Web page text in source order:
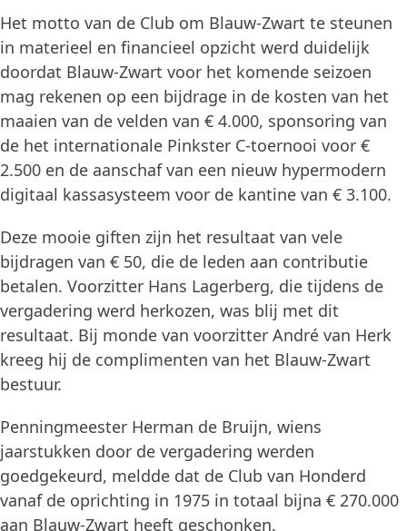
Het motto van de Club om Blauw-Zwart te steunen
in materieel en financieel opzicht werd duidelijk
doordat Blauw-Zwart voor het komende seizoen
mag rekenen op een bijdrage in de kosten van het
maaien van de velden van € 4.000, sponsoring van
de het internationale Pinkster C-toernooi voor €
2.500 en de aanschaf van een nieuw hypermodern
digitaal kassasysteem voor de kantine van € 3.100.
Deze mooie giften zijn het resultaat van vele
bijdragen van € 50, die de leden aan contributie
betalen. Voorzitter Hans Lagerberg, die tijdens de
vergadering werd herkozen, was blij met dit
resultaat. Bij monde van voorzitter André van Herk
kreeg hij de complimenten van het Blauw-Zwart
bestuur.
Penningmeester Herman de Bruijn, wiens
jaarstukken door de vergadering werden
goedgekeurd, meldde dat de Club van Honderd
vanaf de oprichting in 1975 in totaal bijna € 270.000
aan Blauw-Zwart heeft geschonken.